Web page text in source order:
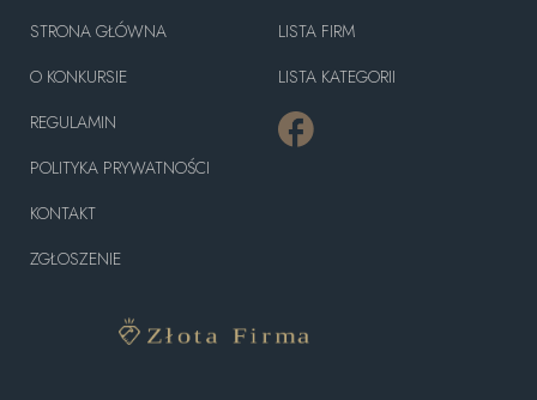
STRONA GŁÓWNA
O KONKURSIE
REGULAMIN
POLITYKA PRYWATNOŚCI
KONTAKT
ZGŁOSZENIE
LISTA FIRM
LISTA KATEGORII